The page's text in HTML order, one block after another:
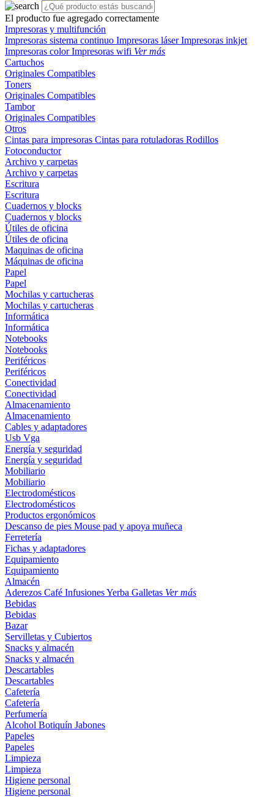
El producto fue agregado correctamente
Impresoras y multifunción
Impresoras sistema continuo Impresoras láserImpresoras inkjet
Impresoras colorImpresoras wifi Ver más
Cartuchos
Originales Compatibles
Toners
Originales Compatibles
Tambor
Originales Compatibles
Otros
Cintas para impresoras Cintas para rotuladoras Rodillos
Fotoconductor
Archivo y carpetas
Archivo y carpetas
Escritura
Escritura
Cuadernos y blocks
Cuadernos y blocks
Útiles de oficina
Útiles de oficina
Maquinas de oficina
Máquinas de oficina
Papel
Papel
Mochilas y cartucheras
Mochilas y cartucheras
Informática
Informática
Notebooks
Notebooks
Periféricos
Periféricos
Conectividad
Conectividad
Almacenamiento
Almacenamiento
Cables y adaptadores
Usb Vga
Energía y seguridad
Energía y seguridad
Mobiliario
Mobiliario
Electrodomésticos
Electrodomésticos
Productos ergonómicos
Descanso de pies Mouse pad y apoya muñeca
Ferretería
Fichas y adaptadores
Equipamiento
Equipamiento
Almacén
Aderezos Café InfusionesYerba Galletas Ver más
Bebidas
Bebidas
Bazar
Servilletas y Cubiertos
Snacks y almacén
Snacks y almacén
Descartables
Descartables
Cafetería
Cafetería
Perfumería
Alcohol Botiquín Jabones
Papeles
Papeles
Limpieza
Limpieza
Higiene personal
Higiene personal